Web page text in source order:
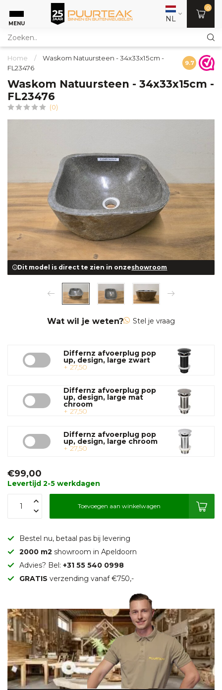
MENU NL
0
Home /
Waskom Natuursteen - 34x33x15cm -
FL23476
9.7
Waskom Natuursteen - 34x33x15cm -
FL23476
(0)
Dit model is direct te zien in onzeshowroom
Wat wil je weten? Stel je vraag
Differnz afvoerplug pop
up, design, large zwart
+ 27,50
Differnz afvoerplug pop
up, design, large mat
chroom
+ 27,50
Differnz afvoerplug pop
up, design, large chroom
+ 27,50
€99,00
Levertijd 2-5 werkdagen
Toevoegen aan winkelwagen
Bestel nu, betaal pas bij levering
2000 m2 showroom in Apeldoorn
Advies? Bel: +31 55 540 0998
GRATIS verzending vanaf €750,-